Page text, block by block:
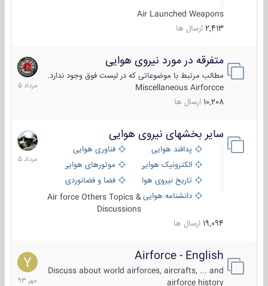
Air Launched Weapons
2,413 ارسال ها
متفرقه در مورد نیروی هوایی
مطالب مرتبط با موضوعاتی که در لیست فوق وجود ندارد.
Miscellaneous Airforcce
10,208 ارسال ها
7
مرداد
1405
سایر بخشهای نیروی هوایی
پدافند هوایی
فناوری هوایی
الکترونیک هوایی
موتورهای هوایی
تاریخ نیروی هوایی
فضا و فضانوردی
دانشنامه هواییAir force Others Topics &
Discussions
19,094 ارسال ها
2
مرداد
1405
Airforce - English
Discuss about world airforces, aircrafts, ... and
airforce history
15
مهر
1393